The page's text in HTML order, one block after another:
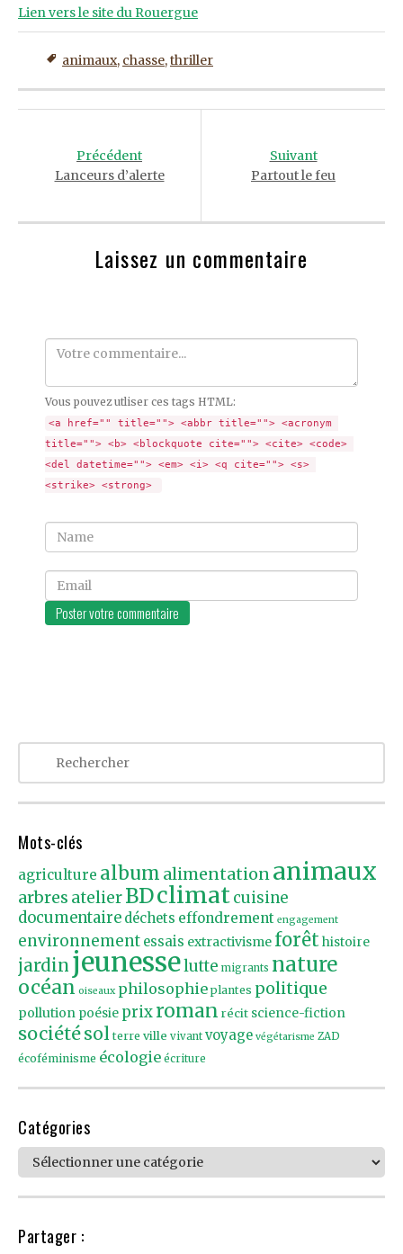
Lien vers le site du Rouergue
animaux, chasse,thriller
navigationPrécédent
Lanceurs d’alerte
Suivant
Partout le feu
Laissez un commentaire
Comment
Vous pouvez utliser ces tags HTML:
<a href="" title=""> <abbr title=""> <acronym
title=""> <b> <blockquote cite=""> <cite> <code>
<del datetime=""> <em> <i> <q cite=""> <s>
<strike> <strong>
Name
Email
Mots-clés
agriculture album alimentationanimaux
arbres atelierBDclimatcuisine
documentaire déchets effondrement engagement
environnement essais extractivisme forêthistoire
jardin jeunesselutte migrants nature
océan oiseaux philosophie plantes politique
pollution poésie prixroman récit science-fiction
sociétésol terre ville vivant voyage végétarisme ZAD
écoféminisme écologie écriture
Catégories
Catégories
Partager :